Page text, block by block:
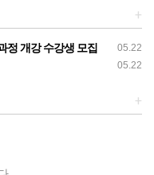
+
05.22
정 개강 수강생 모집
05.22
+